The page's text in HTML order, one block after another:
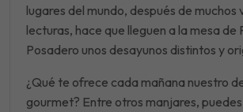
lugares del mundo, después de muchos
lecturas, hace que lleguen a la mesa de
Posadero unos desayunos distintos y
¿Qué te ofrece cada mañana nuestro
gourmet? Entre otros manjares,